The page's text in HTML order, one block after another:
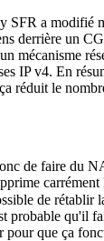
SFR a modifié
derrière un
mécanisme
IP v4. En
réduit le
de faire du
carrément
de rétablir
probable qu'il
pour que ça